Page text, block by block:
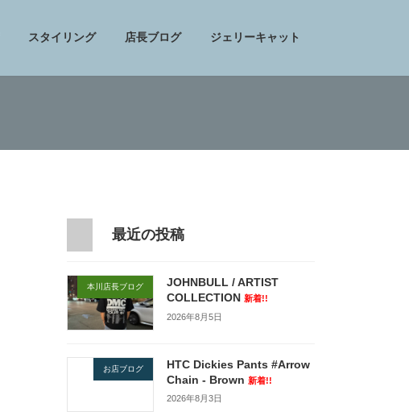
スタイリング 店長ブログ ジェリーキャット
最近の投稿
本川店長ブログ
JOHNBULL / ARTIST
COLLECTION 新着!!
2026年8月5日
お店ブログ
HTC Dickies Pants #Arrow
Chain - Brown 新着!!
2026年8月3日